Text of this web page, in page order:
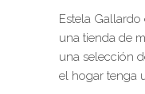
Estela
una tienda de
una selección
el hogar tenga